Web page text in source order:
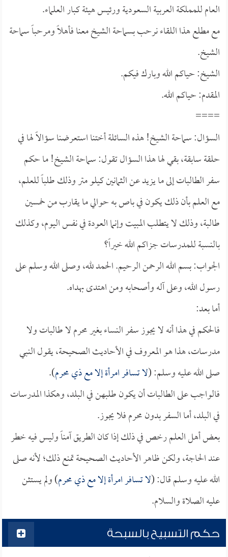
العام للمملكة العربية السعودية ورئيس هيئة كبار العلماء.
مع مطلع هذا اللقاء نرحب بسماحة الشيخ معنا فأهلاً ومرحباً سماحة
الشيخ.
الشيخ: حياكم الله وبارك فيكم.
المقدم: حياكم الله.
====
السؤال: سماحة الشيخ! هذه السائلة أختنا استعرضنا سؤالاً لها في
حلقة سابقة، بقي لها هذا السؤال تقول: سماحة الشيخ! ما حكم
سفر الطالبات إلى ما يزيد عن الثمانين كيلو متر وذلك طلباً للعلم،
مع العلم بأن ذلك يكون في باص به حوالي ما يقارب من خمسين
طالبة، وذلك لا يتطلب المبيت وإنما العودة في نفس اليوم، وكذلك
بالنسبة للمدرسات جزاكم الله خيراً؟
الجواب: بسم الله الرحمن الرحيم. الحمد لله، وصلى الله وسلم على
رسول الله، وعلى آله وأصحابه ومن اهتدى بهداه.
أما بعد:
فالحكم في هذا أنه لا يجوز سفر النساء بغير محرم لا طالبات ولا
مدرسات، هذا هو المعروف في الأحاديث الصحيحة، يقول النبي
صلى الله عليه وسلم: (لا تسافر امرأة إلا مع ذي محرم).
فالواجب على الطالبات أن يكون طلبهن في البلد، وهكذا المدرسات
في البلد، أما السفر بدون محرم فلا يجوز.
بعض أهل العلم رخص في ذلك إذا كان الطريق آمناً وليس فيه خطر
عند الحاجة، ولكن ظاهر الأحاديث الصحيحة تمنع ذلك؛ لأنه صلى
الله عليه وسلم قال: (لا تسافر امرأة إلا مع ذي محرم) ولم يستثن
عليه الصلاة والسلام.
حكم التسبيح بالسبحة